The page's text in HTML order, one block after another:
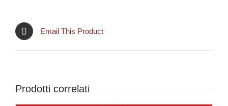
Email This Product
Prodotti correlati